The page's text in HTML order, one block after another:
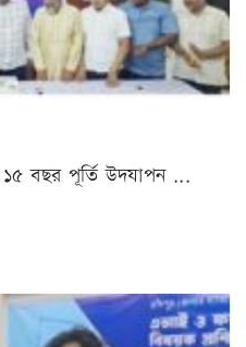
১৫ বছর পূর্তি উদযাপন ...